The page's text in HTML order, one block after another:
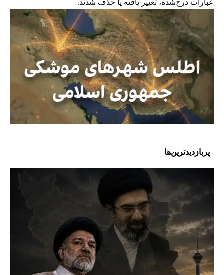
عبارات درج‌شده، تغییر یافته یا حذف شدند.
پربازدیدترین‌ها